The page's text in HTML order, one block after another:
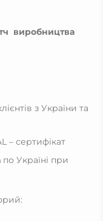
виробництва
з України та
– сертифікат
по Україні при